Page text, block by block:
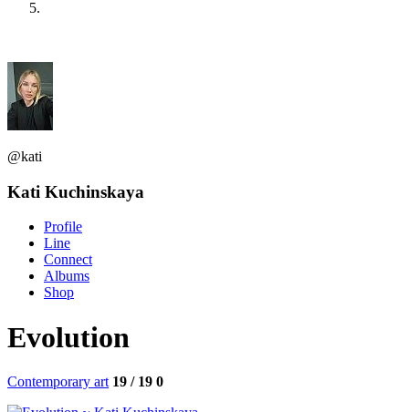
@kati
Kati Kuchinskaya
Profile
Line
Connect
Albums
Shop
Evolution
Contemporary art 19 / 19 0